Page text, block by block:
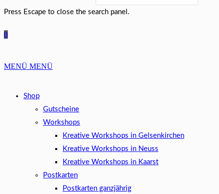
Press Escape to close the search panel.
0
MENÜ MENÜ
Shop
Gutscheine
Workshops
Kreative Workshops in Gelsenkirchen
Kreative Workshops in Neuss
Kreative Workshops in Kaarst
Postkarten
Postkarten ganzjährig